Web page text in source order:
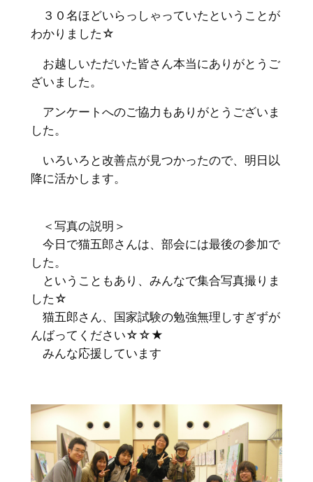
３０名ほどいらっしゃっていたということが
わかりました☆
お越しいただいた皆さん本当にありがとうご
ざいました。
アンケートへのご協力もありがとうございま
した。
いろいろと改善点が見つかったので、明日以
降に活かします。
＜写真の説明＞
今日で猫五郎さんは、部会には最後の参加で
した。
ということもあり、みんなで集合写真撮りま
した☆
猫五郎さん、国家試験の勉強無理しすぎずが
んばってください☆☆★
みんな応援しています